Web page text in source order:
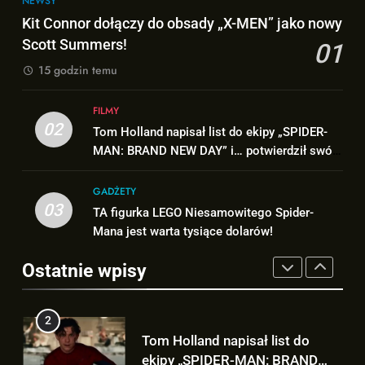
„X-MEN” jako nowy Scott
ekipy „SPIDER-MAN: BRAND
NEW DAY” i… potwierdził swój
FILMY
3
TA figurka LEGO
jest warta tysiące dolarów!
GADŻETY
4
Znamy szczegóły roli
Deadpoola Ryan Reynoldsa w
Kit Connor dołączy do obsady „X-MEN” jako nowy
Scott Summers!
01
15 godzin temu
02
FILMY
Tom Holland napisał list do ekipy „SPIDER-
MAN: BRAND NEW DAY” i… potwierdził swój
03
GADŻETY
TA figurka LEGO Niesamowitego Spider-
Mana jest warta tysiące dolarów!
Ostatnie wpisy
TAK może wyglądać ulepszony
Kit Connor dołączy do obsady
„X-MEN” jako nowy Scott
2
Tom Holland napisał list do
ekipy „SPIDER-MAN: BRAND
NEW DAY” i… potwierdził swój
powrót!
FILMY
3
TA figurka LEGO
Niesamowitego Spider-Mana